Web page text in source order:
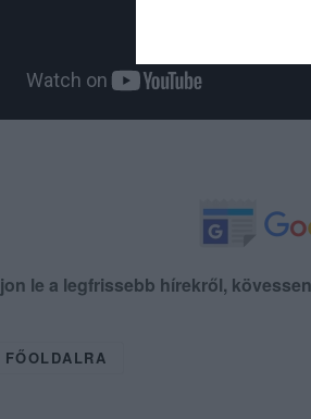
le a legfrissebb hírekről,